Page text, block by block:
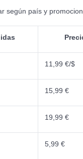
según país y
11,99 €/$
15,99 €
19,99 €
5,99 €